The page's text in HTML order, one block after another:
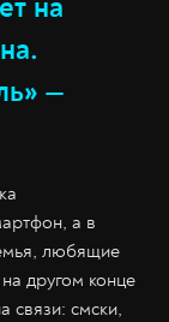
на
—
а в
любящие
другом конце
связи: смски,